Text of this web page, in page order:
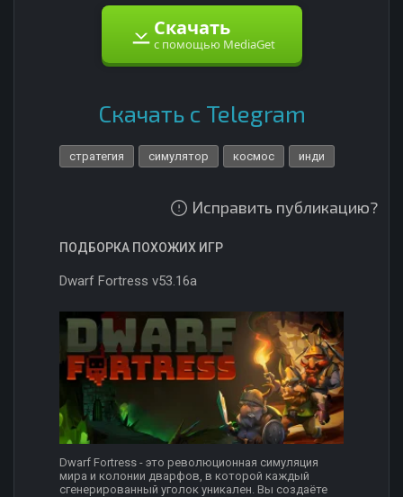
Скачать
с помощью MediaGet
Скачать с Telegram
стратегия симулятор космос инди
Исправить публикацию?
ПОДБОРКА ПОХОЖИХ ИГР
Dwarf Fortress v53.16a
Dwarf Fortress - это революционная симуляция
мира и колонии дварфов, в которой каждый
сгенерированный уголок уникален. Вы создаёте